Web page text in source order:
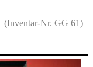
(Inventar-Nr. GG 61)